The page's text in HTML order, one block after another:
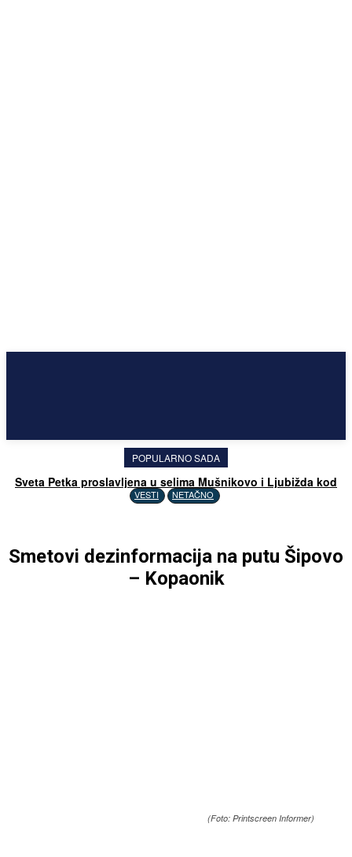
POPULARNO SADA
Sveta Petka proslavljena u selima Mušnikovo i Ljubižda kod
Prizrena
VESTI NETAČNO
Smetovi dezinformacija na putu Šipovo
– Kopaonik
(Foto: Printscreen Informer)